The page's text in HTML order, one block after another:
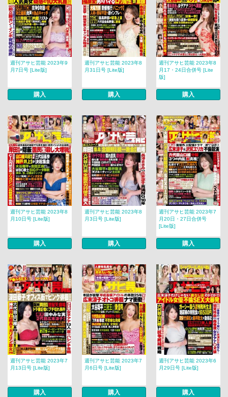
週刊アサヒ芸能 2023年9
月7日号 [Lite版]
購入
週刊アサヒ芸能 2023年8
月31日号 [Lite版]
購入
週刊アサヒ芸能 2023年8
月17・24日合併号 [Lite
版]
購入
週刊アサヒ芸能 2023年8
月10日号 [Lite版]
購入
週刊アサヒ芸能 2023年8
月3日号 [Lite版]
購入
週刊アサヒ芸能 2023年7
月20日・27日合併号
[Lite版]
購入
週刊アサヒ芸能 2023年7
月13日号 [Lite版]
購入
週刊アサヒ芸能 2023年7
月6日号 [Lite版]
購入
週刊アサヒ芸能 2023年6
月29日号 [Lite版]
購入